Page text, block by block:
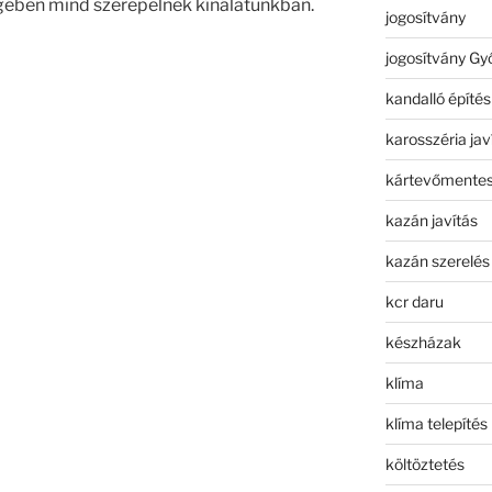
mind szerepelnek kínálatunkban.
jogosítvány
jogosítvány
kandalló építés
karosszéria
kazán javítás
kazán szerelés
kcr daru
készházak
klíma
klíma telepítés
költöztetés